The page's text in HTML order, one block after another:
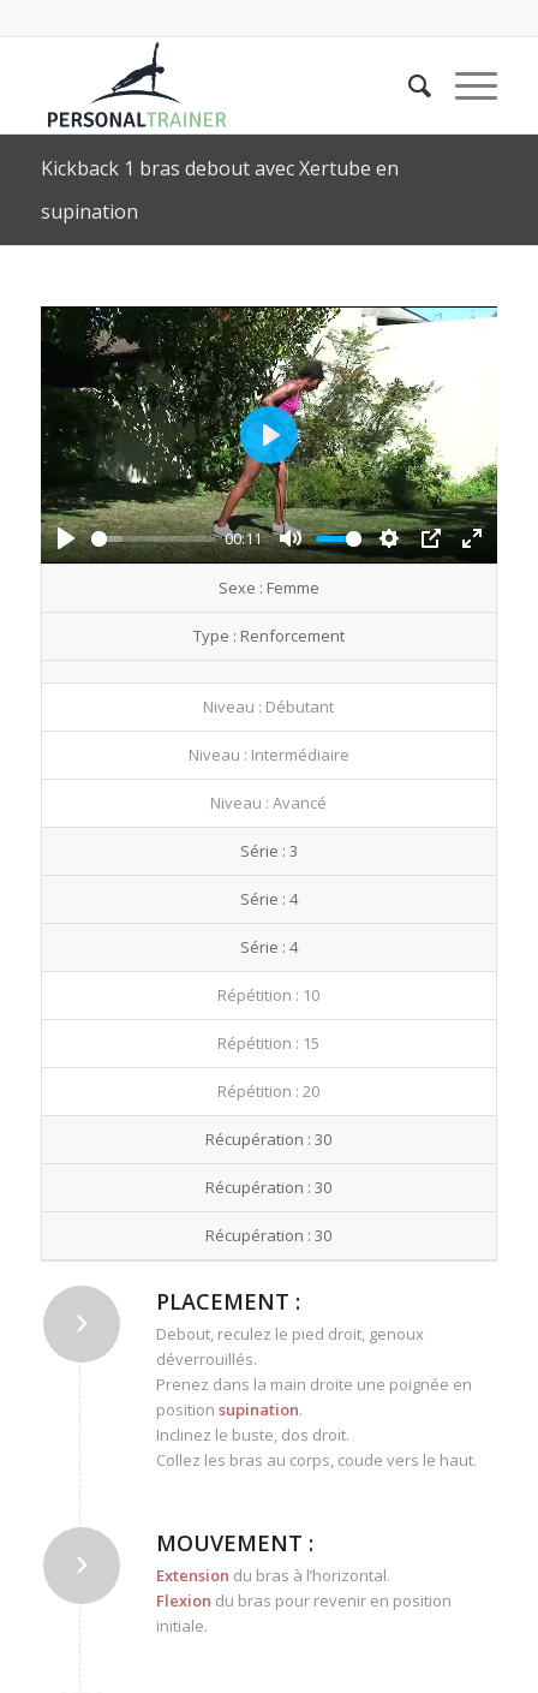
Kickback 1 bras debout avec Xertube en
supination
Play
00:11
Mute
Settings
PIP
Enter
Play
Sexe : Femme
Type : Renforcement
Niveau : Débutant
Niveau : Intermédiaire
Niveau : Avancé
Série : 3
Série : 4
Série : 4
Répétition : 10
Répétition : 15
Répétition : 20
Récupération : 30
Récupération : 30
Récupération : 30
PLACEMENT :
Debout, reculez le pied droit, genoux
déverrouillés.
Prenez dans la main droite une poignée en
position supination.
Inclinez le buste, dos droit.
Collez les bras au corps, coude vers le haut.
MOUVEMENT :
Extension du bras à l’horizontal.
Flexion du bras pour revenir en position
initiale.